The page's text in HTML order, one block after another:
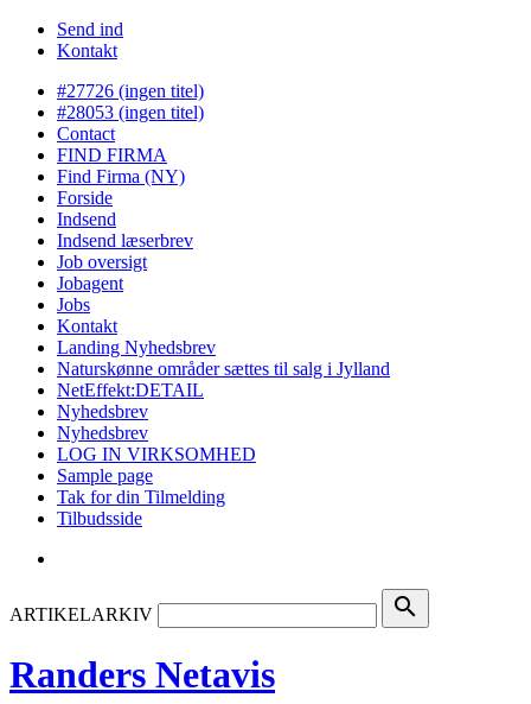
Send ind
Kontakt
#27726 (ingen titel)
#28053 (ingen titel)
Contact
FIND FIRMA
Find Firma (NY)
Forside
Indsend
Indsend læserbrev
Job oversigt
Jobagent
Jobs
Kontakt
Landing Nyhedsbrev
Naturskønne områder sættes til salg i Jylland
NetEffekt:DETAIL
Nyhedsbrev
Nyhedsbrev
LOG IN VIRKSOMHED
Sample page
Tak for din Tilmelding
Tilbudsside
ARTIKELARKIV search
Randers Netavis